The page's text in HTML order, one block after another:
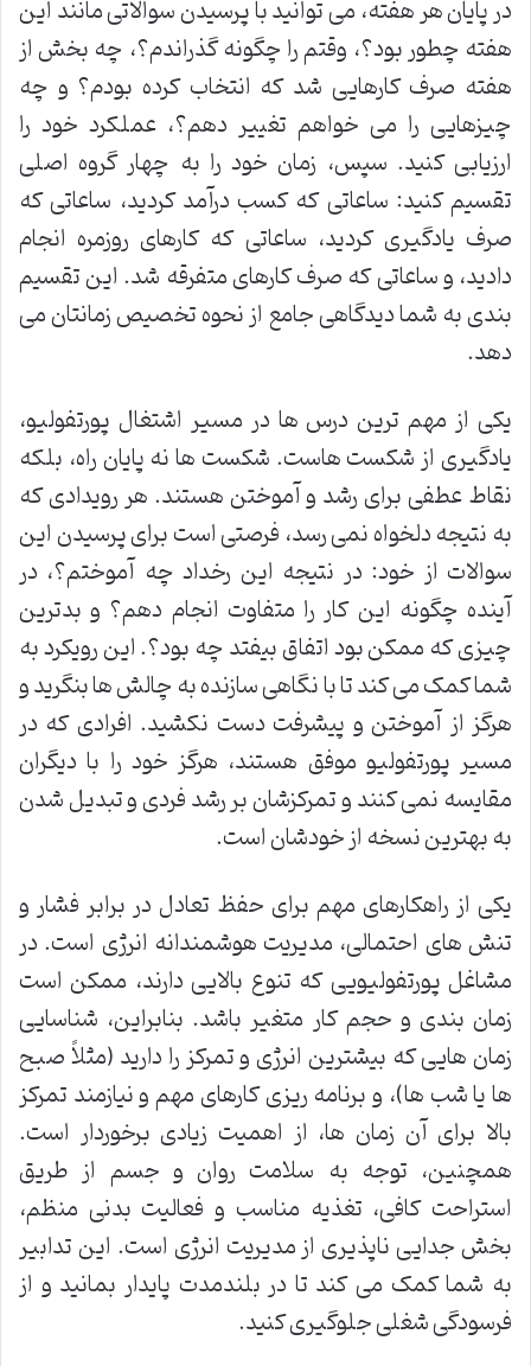
در پایان هر هفته، می توانید با پرسیدن سوالاتی مانند این
هفته چطور بود؟، وقتم را چگونه گذراندم؟، چه بخش از
هفته صرف کارهایی شد که انتخاب کرده بودم؟ و چه
چیزهایی را می خواهم تغییر دهم؟، عملکرد خود را
ارزیابی کنید. سپس، زمان خود را به چهار گروه اصلی
تقسیم کنید: ساعاتی که کسب درآمد کردید، ساعاتی که
صرف یادگیری کردید، ساعاتی که کارهای روزمره انجام
دادید، و ساعاتی که صرف کارهای متفرقه شد. این تقسیم
بندی به شما دیدگاهی جامع از نحوه تخصیص زمانتان می
دهد.
یکی از مهم ترین درس ها در مسیر اشتغال پورتفولیو،
یادگیری از شکست هاست. شکست ها نه پایان راه، بلکه
نقاط عطفی برای رشد و آموختن هستند. هر رویدادی که
به نتیجه دلخواه نمی رسد، فرصتی است برای پرسیدن این
سوالات از خود: در نتیجه این رخداد چه آموختم؟، در
آینده چگونه این کار را متفاوت انجام دهم؟ و بدترین
چیزی که ممکن بود اتفاق بیفتد چه بود؟. این رویکرد به
شما کمک می کند تا با نگاهی سازنده به چالش ها بنگرید و
هرگز از آموختن و پیشرفت دست نکشید. افرادی که در
مسیر پورتفولیو موفق هستند، هرگز خود را با دیگران
مقایسه نمی کنند و تمرکزشان بر رشد فردی و تبدیل شدن
به بهترین نسخه از خودشان است.
یکی از راهکارهای مهم برای حفظ تعادل در برابر فشار و
تنش های احتمالی، مدیریت هوشمندانه انرژی است. در
مشاغل پورتفولیویی که تنوع بالایی دارند، ممکن است
زمان بندی و حجم کار متغیر باشد. بنابراین، شناسایی
زمان هایی که بیشترین انرژی و تمرکز را دارید (مثلاً صبح
ها یا شب ها)، و برنامه ریزی کارهای مهم و نیازمند تمرکز
بالا برای آن زمان ها، از اهمیت زیادی برخوردار است.
همچنین، توجه به سلامت روان و جسم از طریق
استراحت کافی، تغذیه مناسب و فعالیت بدنی منظم،
بخش جدایی ناپذیری از مدیریت انرژی است. این تدابیر
به شما کمک می کند تا در بلندمدت پایدار بمانید و از
فرسودگی شغلی جلوگیری کنید.